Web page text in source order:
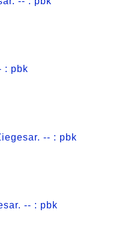
: pbk
-- : pbk
-- : pbk